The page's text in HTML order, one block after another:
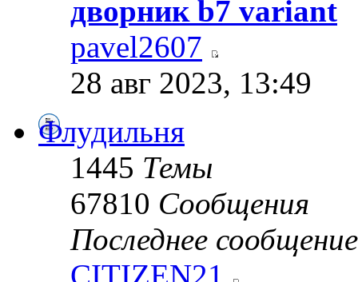
дворник b7 variant
pavel2607
28 авг 2023, 13:49
Флудильня
1445 Темы
67810 Сообщения
Последнее сообщение
CITIZEN21